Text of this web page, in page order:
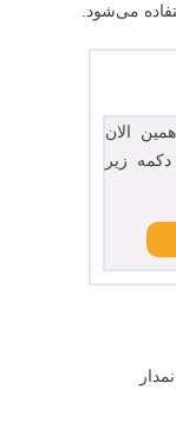
می‌شود.
الان
زیر